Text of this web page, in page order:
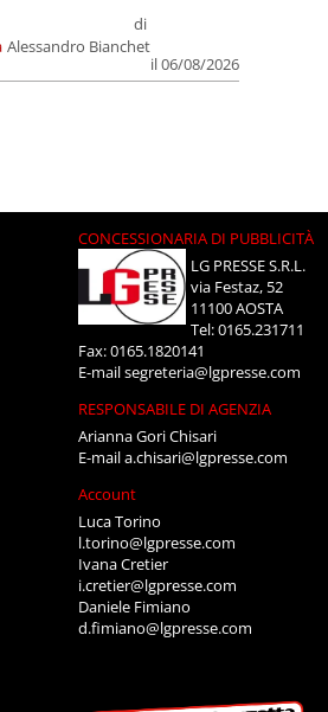
di
Alessandro Bianchet
il 06/08/2026
CONCESSIONARIA DI PUBBLICITÀ
LG PRESSE S.R.L.
via Festaz, 52
11100 AOSTA
Tel: 0165.231711
Fax: 0165.1820141
E-mailsegreteria@lgpresse.com
RESPONSABILE DI AGENZIA
Arianna Gori Chisari
E-maila.chisari@lgpresse.com
Account
Luca Torino
l.torino@lgpresse.com
Ivana Cretier
i.cretier@lgpresse.com
Daniele Fimiano
d.fimiano@lgpresse.com